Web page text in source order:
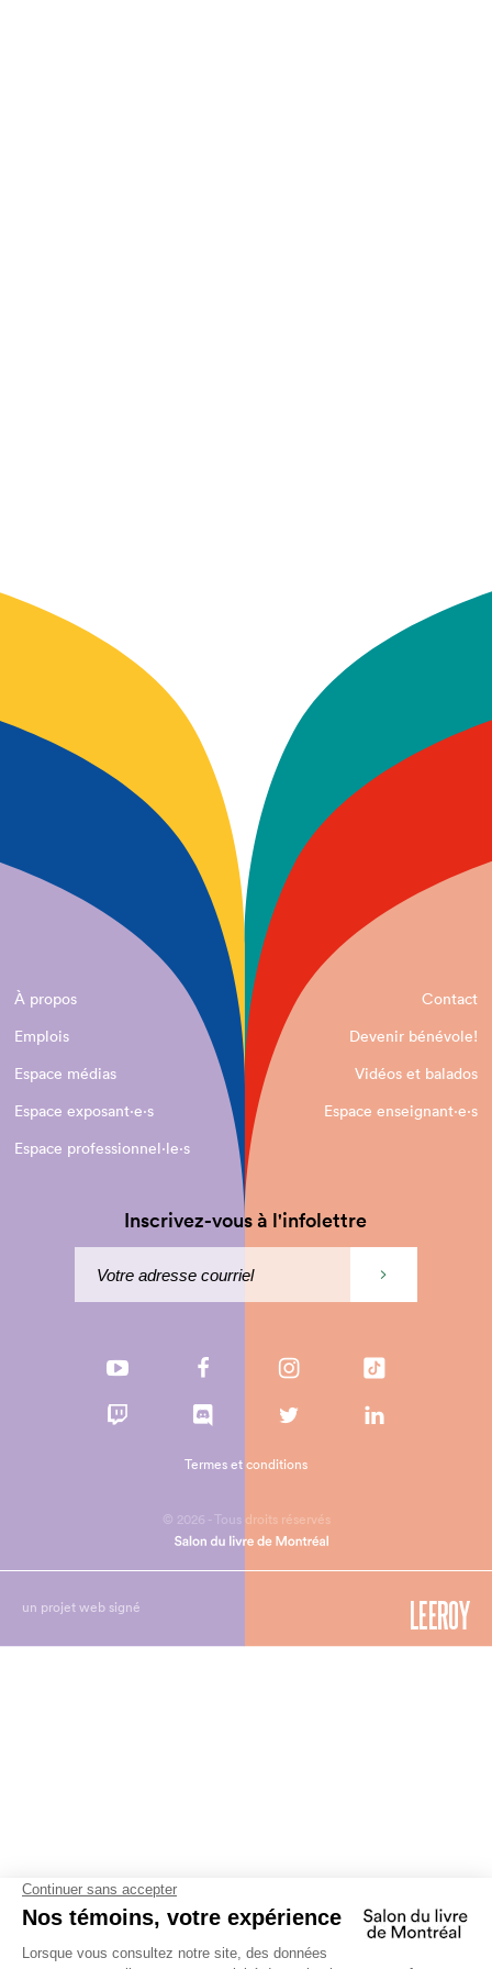
À propos
Contact
Emplois
Devenir bénévole!
Espace médias
Vidéos et balados
Espace exposant·e⋅s
Espace enseignant·e⋅s
Espace professionnel·le⋅s
Inscrivez-vous à l'infolettre
© 2026 - Tous droits réservés
Termes et conditions
un projet web signé